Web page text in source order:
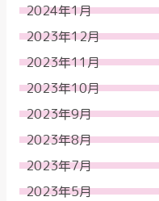
2024年1月
2023年12月
2023年11月
2023年10月
2023年9月
2023年8月
2023年7月
2023年5月